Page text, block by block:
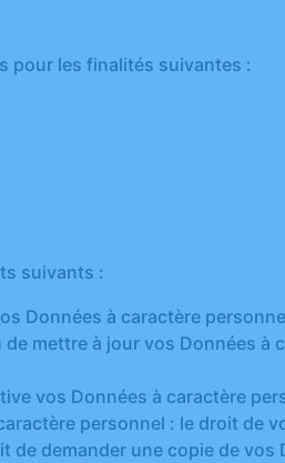
pour les finalités suivantes :
suivants :
Données à caractère
mettre à jour vos Données à
vos Données à caractère
personnel : le droit de
demander une copie de